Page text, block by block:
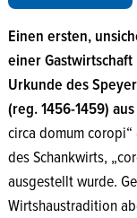
Einen ersten,
einer
Urkunde des
(reg. 1456-1459)
circa domum
des Schankwirts,
ausgestellt wurde.
Wirtshaustradition